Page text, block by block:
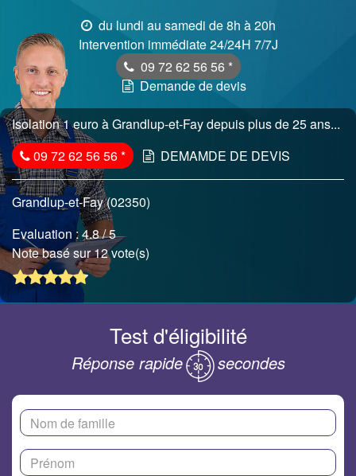
du lundi au samedi de 8h à 20h
Intervention immédiate 24/24H 7/7J
09 72 62 56 56 *
Demande de devis
Isolation 1 euro à Grandlup-et-Fay depuis plus de 25 ans...
09 72 62 56 56* DEMAMDE DE DEVIS
Grandlup-et-Fay (02350)
Evaluation :4.8/ 5
Note basé sur 12 vote(s)
Test d'éligibilité
Réponse rapide secondes